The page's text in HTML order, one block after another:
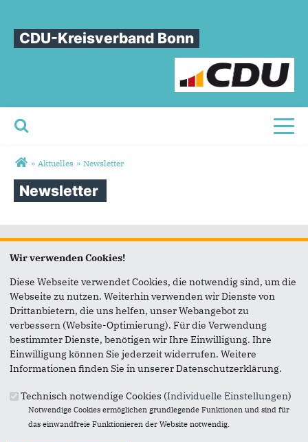
CDU-Kreisverband Bonn
Sie sind hier
» Aktuelles » Newsletter
Newsletter
Newsletter
Jetzt den kostenlosen Newsletter bestellen!
Ich habe dieDatenschutzerklärunggelesen und akzeptiert.
Wir verwenden Cookies!
Diese Webseite verwendet Cookies, die notwendig sind, um die
Webseite zu nutzen. Weiterhin verwenden wir Dienste von
Drittanbietern, die uns helfen, unser Webangebot zu
verbessern (Website-Optimierung). Für die Verwendung
bestimmter Dienste, benötigen wir Ihre Einwilligung. Ihre
Einwilligung können Sie jederzeit widerrufen. Weitere
Informationen finden Sie in unserer Datenschutzerklärung.
Technisch notwendige Cookies (Individuelle Einstellungen)
Notwendige Cookies ermöglichen grundlegende Funktionen und sind für
das einwandfreie Funktionieren der Website notwendig.